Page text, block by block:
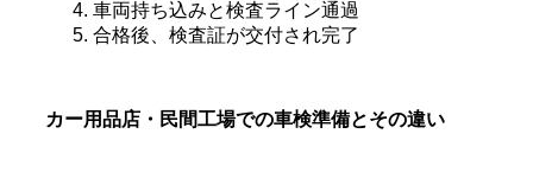
車両持ち込みと検査ライン通過
合格後、検査証が交付され完了
カー用品店・民間工場での車検準備とその違い